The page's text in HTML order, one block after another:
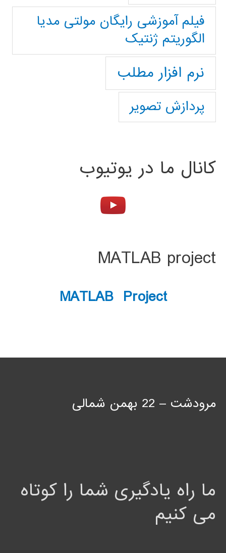
فیلم آموزشی رایگان مولتی مدیا
الگوریتم ژنتیک
نرم افزار مطلب
پردازش تصویر
کانال ما در یوتیوب
MATLAB project
MATLAB Project
مرودشت – 22 بهمن شمالی
ما راه یادگیری شما را کوتاه
می کنیم